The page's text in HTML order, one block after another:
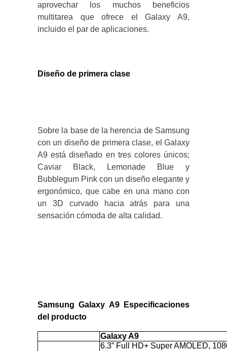
aprovechar los muchos beneficios
multitarea que ofrece el Galaxy A9,
incluido el par de aplicaciones.
Diseño de primera clase
Sobre la base de la herencia de Samsung
con un diseño de primera clase, el Galaxy
A9 está diseñado en tres colores únicos;
Caviar Black, Lemonade Blue y
Bubblegum Pink con un diseño elegante y
ergonómico, que cabe en una mano con
un 3D curvado hacia atrás para una
sensación cómoda de alta calidad.
Samsung Galaxy A9Especificaciones
del producto
GalaxyA9
6.3” Full HD+ Super AMOLED,